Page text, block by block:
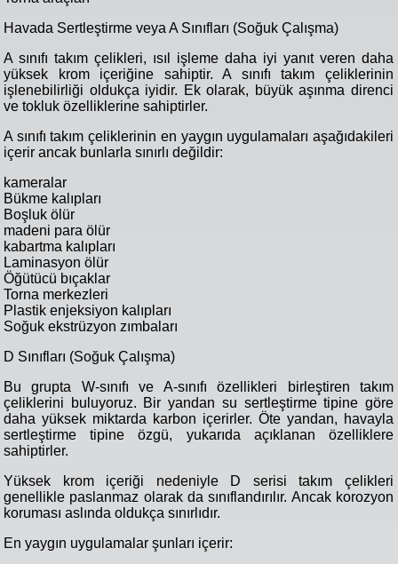
Havada Sertleştirme veya A Sınıfları (Soğuk Çalışma)
A sınıfı takım çelikleri, ısıl işleme daha iyi yanıt veren daha
yüksek krom içeriğine sahiptir. A sınıfı takım çeliklerinin
işlenebilirliği oldukça iyidir. Ek olarak, büyük aşınma direnci
ve tokluk özelliklerine sahiptirler.
A sınıfı takım çeliklerinin en yaygın uygulamaları aşağıdakileri
içerir ancak bunlarla sınırlı değildir:
kameralar
Bükme kalıpları
Boşluk ölür
madeni para ölür
kabartma kalıpları
Laminasyon ölür
Öğütücü bıçaklar
Torna merkezleri
Plastik enjeksiyon kalıpları
Soğuk ekstrüzyon zımbaları
D Sınıfları (Soğuk Çalışma)
Bu grupta W-sınıfı ve A-sınıfı özellikleri birleştiren takım
çeliklerini buluyoruz. Bir yandan su sertleştirme tipine göre
daha yüksek miktarda karbon içerirler. Öte yandan, havayla
sertleştirme tipine özgü, yukarıda açıklanan özelliklere
sahiptirler.
Yüksek krom içeriği nedeniyle D serisi takım çelikleri
genellikle paslanmaz olarak da sınıflandırılır. Ancak korozyon
koruması aslında oldukça sınırlıdır.
En yaygın uygulamalar şunları içerir: